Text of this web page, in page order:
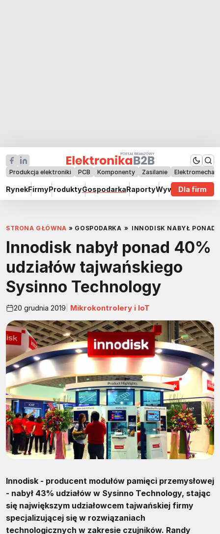
Produkcja elektroniki PCB Komponenty Zasilanie
RynekFirmyProduktyGospodarkaRaportyWywiadyDla firm
STRONA GŁÓWNA » GOSPODARKA » INNODISK NABYŁ PONAD
Innodisk nabył ponad 40%
udziałów tajwańskiego
Sysinno Technology
20 grudnia 2019 Mikrokontrolery i IoT
Innodisk - producent modułów pamięci przemysłowej
- nabył 43% udziałów w Sysinno Technology, stając
się największym udziałowcem tajwańskiej firmy
specjalizującej się w rozwiązaniach
technologicznych w zakresie czujników. Randy